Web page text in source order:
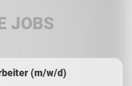
JOBS
(m/w/d)